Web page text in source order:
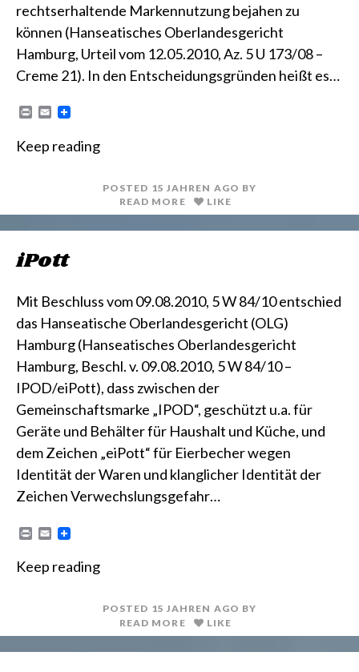
rechtserhaltende Markennutzung bejahen zu
können (Hanseatisches Oberlandesgericht
Hamburg, Urteil vom 12.05.2010, Az. 5 U 173/08 –
Creme 21). In den Entscheidungsgründen heißt es…
n
E
i
Keep reading
POSTED 15 JAHREN AGO BY
READ MORE
LIKE
iPott
Mit Beschluss vom 09.08.2010, 5 W 84/10 entschied
das Hanseatische Oberlandesgericht (OLG)
Hamburg (Hanseatisches Oberlandesgericht
Hamburg, Beschl. v. 09.08.2010, 5 W 84/10 –
IPOD/eiPott), dass zwischen der
Gemeinschaftsmarke „IPOD“, geschützt u.a. für
Geräte und Behälter für Haushalt und Küche, und
dem Zeichen „eiPott“ für Eierbecher wegen
Identität der Waren und klanglicher Identität der
Zeichen Verwechslungsgefahr…
P
n
E
i
Keep reading
POSTED 15 JAHREN AGO BY
READ MORE
LIKE